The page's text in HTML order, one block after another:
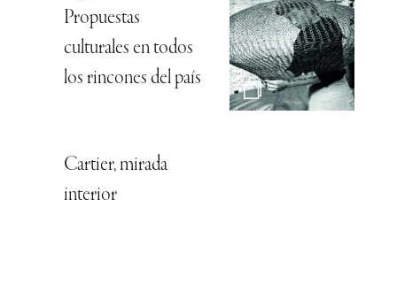
Propuestas
culturales en todos
los rincones del país
Cartier, mirada
interior